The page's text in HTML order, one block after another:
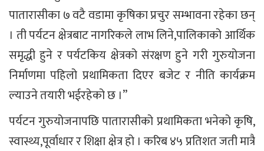
पातारासीका ७ वटै वडामा कृषिका प्रचुर सम्भावना रहेका छन्
। ती पर्यटन क्षेत्रबाट नागरिकले लाभ लिने,पालिकाको आर्थिक
समृद्धी हुने र पर्यटकिय क्षेत्रको संरक्षण हुने गरी गुरुयोजना
निर्माणमा पहिलो प्रथामिकता दिएर बजेट र नीति कार्यक्रम
ल्याउने तयारी भईरहेको छ ।”
पर्यटन गुरुयोजनापछि पातारासीको प्रथामिकता भनेको कृषि,
स्वास्थ्य,पूर्वाधार र शिक्षा क्षेत्र हो । करिब ४५ प्रतिशत जती मात्रै